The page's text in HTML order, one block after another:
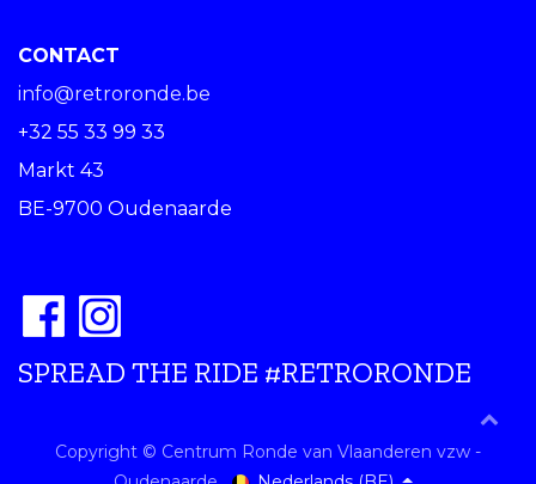
CONTACT
info@retroronde.be
+32 55 33 99 33
Markt 43
BE-9700 Oudenaarde
SPREAD THE RIDE #RETRORONDE
Copyright © Centrum Ronde van Vlaanderen vzw -